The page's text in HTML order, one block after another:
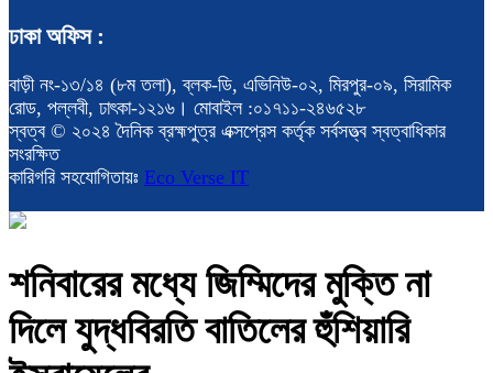
ঢাকা অফিস :
বাড়ী নং-১৩/১৪ (৮ম তলা), ব্লক-ডি, এভিনিউ-০২, মিরপুর-০৯, সিরামিক
রোড, পল্লবী, ঢাৎকা-১২১৬। মোবাইল :০১৭১১-২৪৬৫২৮
স্বত্ব © ২০২৪ দৈনিক ব্রহ্মপুত্র এক্সপ্রেস কর্তৃক সর্বসত্ত্ব স্বত্বাধিকার
সংরক্ষিত
কারিগরি সহযোগিতায়ঃ Eco Verse IT
শনিবারের মধ্যে জিম্মিদের মুক্তি না
দিলে যুদ্ধবিরতি বাতিলের হুঁশিয়ারি